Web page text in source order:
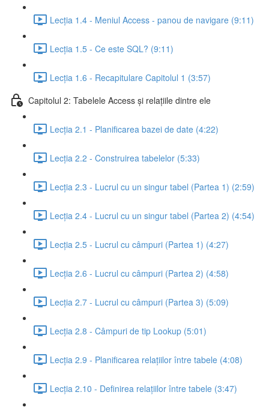
Lecția 1.4 - Meniul Access - panou de navigare (9:11)
Lecția 1.5 - Ce este SQL? (9:11)
Lecția 1.6 - Recapitulare Capitolul 1 (3:57)
Capitolul 2: Tabelele Access și relațiile dintre ele
Lecția 2.1 - Planificarea bazei de date (4:22)
Lecția 2.2 - Construirea tabelelor (5:33)
Lecția 2.3 - Lucrul cu un singur tabel (Partea 1) (2:59)
Lecția 2.4 - Lucrul cu un singur tabel (Partea 2) (4:54)
Lecția 2.5 - Lucrul cu câmpuri (Partea 1) (4:27)
Lecția 2.6 - Lucrul cu câmpuri (Partea 2) (4:58)
Lecția 2.7 - Lucrul cu câmpuri (Partea 3) (5:09)
Lecția 2.8 - Câmpuri de tip Lookup (5:01)
Lecția 2.9 - Planificarea relațiilor între tabele (4:08)
Lecția 2.10 - Definirea relațiilor între tabele (3:47)